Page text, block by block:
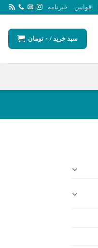
قوانین خبرنامه
سبد خرید / ۰ تومان